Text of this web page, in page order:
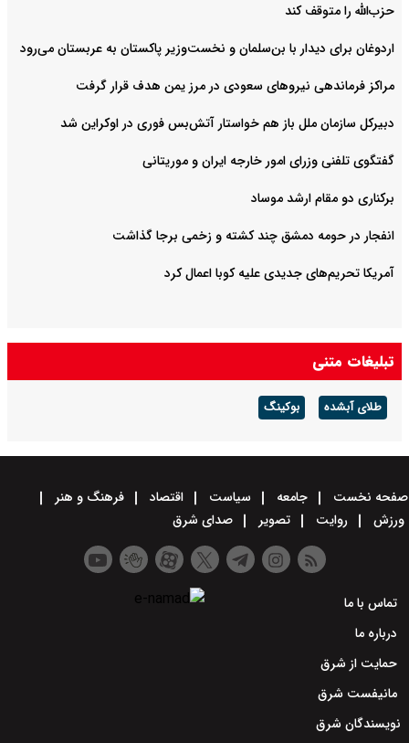
حزب‌الله را متوقف کند
اردوغان برای دیدار با بن‌سلمان و نخست‌وزیر پاکستان به عربستان می‌رود
مراکز فرماندهی نیروهای سعودی در مرز یمن هدف قرار گرفت
دبیرکل سازمان ملل باز هم خواستار آتش‌بس فوری در اوکراین شد
گفتگوی تلفنی وزرای امور خارجه ایران و موریتانی
برکناری دو مقام ارشد موساد
انفجار در حومه دمشق چند کشته و زخمی برجا گذاشت
آمریکا تحریم‌های جدیدی علیه کوبا اعمال کرد
تبلیغات متنی
طلای آبشده بوکینگ
صفحه نخست جامعه سیاست اقتصاد
فرهنگ و هنر
ورزش
روایت تصویر صدای شرق
تماس با ما
درباره ما
حمایت از شرق
مانیفست شرق
نویسندگان شرق